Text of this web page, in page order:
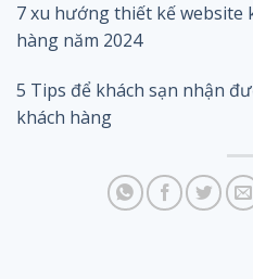
7 xu hướng thiết kế website
hàng năm 2024
5 Tips để khách sạn nhận
khách hàng